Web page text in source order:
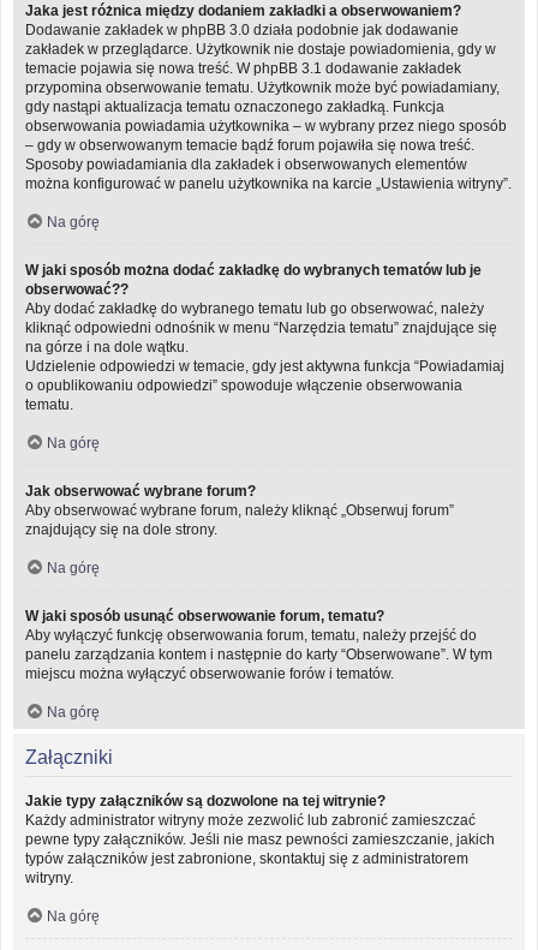
Jaka jest różnica między dodaniem zakładki a obserwowaniem?
Dodawanie zakładek w phpBB 3.0 działa podobnie jak dodawanie
zakładek w przeglądarce. Użytkownik nie dostaje powiadomienia, gdy w
temacie pojawia się nowa treść. W phpBB 3.1 dodawanie zakładek
przypomina obserwowanie tematu. Użytkownik może być powiadamiany,
gdy nastąpi aktualizacja tematu oznaczonego zakładką. Funkcja
obserwowania powiadamia użytkownika – w wybrany przez niego sposób
– gdy w obserwowanym temacie bądź forum pojawiła się nowa treść.
Sposoby powiadamiania dla zakładek i obserwowanych elementów
można konfigurować w panelu użytkownika na karcie „Ustawienia witryny”.
Na górę
W jaki sposób można dodać zakładkę do wybranych tematów lub je
obserwować??
Aby dodać zakładkę do wybranego tematu lub go obserwować, należy
kliknąć odpowiedni odnośnik w menu “Narzędzia tematu” znajdujące się
na górze i na dole wątku.
Udzielenie odpowiedzi w temacie, gdy jest aktywna funkcja “Powiadamiaj
o opublikowaniu odpowiedzi” spowoduje włączenie obserwowania
tematu.
Na górę
Jak obserwować wybrane forum?
Aby obserwować wybrane forum, należy kliknąć „Obserwuj forum”
znajdujący się na dole strony.
Na górę
W jaki sposób usunąć obserwowanie forum, tematu?
Aby wyłączyć funkcję obserwowania forum, tematu, należy przejść do
panelu zarządzania kontem i następnie do karty “Obserwowane”. W tym
miejscu można wyłączyć obserwowanie forów i tematów.
Na górę
Załączniki
Jakie typy załączników są dozwolone na tej witrynie?
Każdy administrator witryny może zezwolić lub zabronić zamieszczać
pewne typy załączników. Jeśli nie masz pewności zamieszczanie, jakich
typów załączników jest zabronione, skontaktuj się z administratorem
witryny.
Na górę